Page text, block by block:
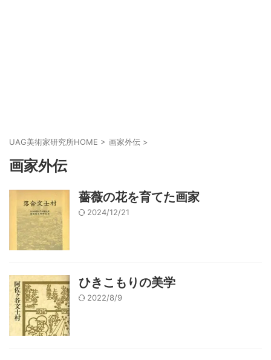
UAG美術家研究所HOME > 画家外伝 >
画家外伝
薔薇の花を育てた画家
2024/12/21
ひきこもりの美学
2022/8/9